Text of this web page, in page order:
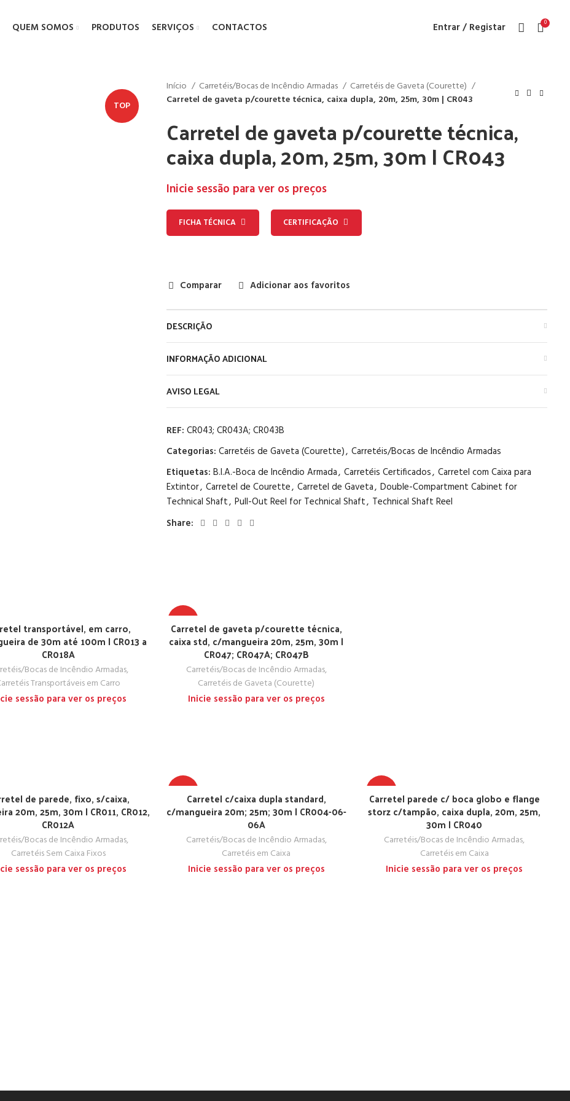
QUEM SOMOS PRODUTOS SERVIÇOS CONTACTOS Entrar / Registar 0
TOP
Início Carretéis/Bocas de Incêndio Armadas
Carretéis de Gaveta (Courette)
Carretel de gaveta p/courette técnica, caixa dupla, 20m, 25m, 30m | CR043
Carretel de gaveta p/courette técnica,
caixa dupla, 20m, 25m, 30m | CR043
Inicie sessão para ver os preços
FICHA TÉCNICA CERTIFICAÇÃO
Comparar Adicionar aos favoritos
DESCRIÇÃO
INFORMAÇÃO ADICIONAL
AVISO LEGAL
REF: CR043; CR043A; CR043B
Categorias: Carretéis de Gaveta (Courette), Carretéis/Bocas de Incêndio Armadas
Etiquetas: B.I.A.-Boca de Incêndio Armada, Carretéis Certificados, Carretel com Caixa para
Extintor, Carretel de Courette, Carretel de Gaveta, Double-Compartment Cabinet for
Technical Shaft, Pull-Out Reel for Technical Shaft, Technical Shaft Reel
Share:
transportável, em carro,
de 30m até 100m | CR013 a
CR018A
Bocas de Incêndio Armadas,
Transportáveis em Carro
sessão para ver os preços
TOP
Carretel de gaveta p/courette técnica,
caixa std, c/mangueira 20m, 25m, 30m |
CR047; CR047A; CR047B
Carretéis/Bocas de Incêndio Armadas,
Carretéis de Gaveta (Courette)
Inicie sessão para ver os preços
de parede, fixo, s/caixa,
20m, 25m, 30m | CR011, CR012,
CR012A
Bocas de Incêndio Armadas,
Carretéis Sem Caixa Fixos
sessão para ver os preços
TOPCarretel c/caixa dupla standard,
c/mangueira 20m; 25m; 30m | CR004-06-
06A
Carretéis/Bocas de Incêndio Armadas,
Carretéis em Caixa
Inicie sessão para ver os preços
TOP
Carretel parede c/ boca globo e flange
storz c/tampão, caixa dupla, 20m, 25m,
30m | CR040
Carretéis/Bocas de Incêndio Armadas,
Carretéis em Caixa
Inicie sessão para ver os preços